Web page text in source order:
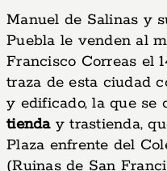
Manuel de Salinas y
Puebla le venden al
Francisco Correas el
traza de esta ciudad
y edificado, la que se
tienday trastienda,
Plaza enfrente del
(Ruinas de San